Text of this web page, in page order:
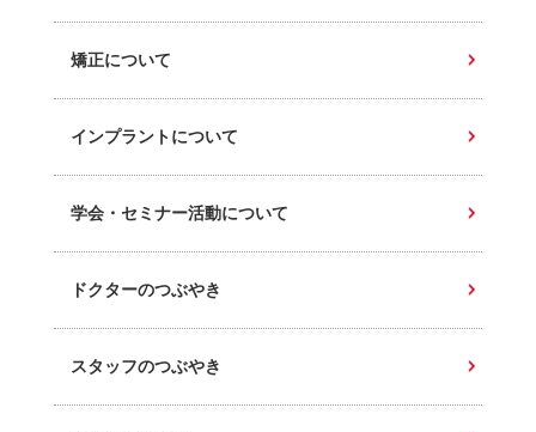
矯正について
インプラントについて
学会・セミナー活動について
ドクターのつぶやき
スタッフのつぶやき